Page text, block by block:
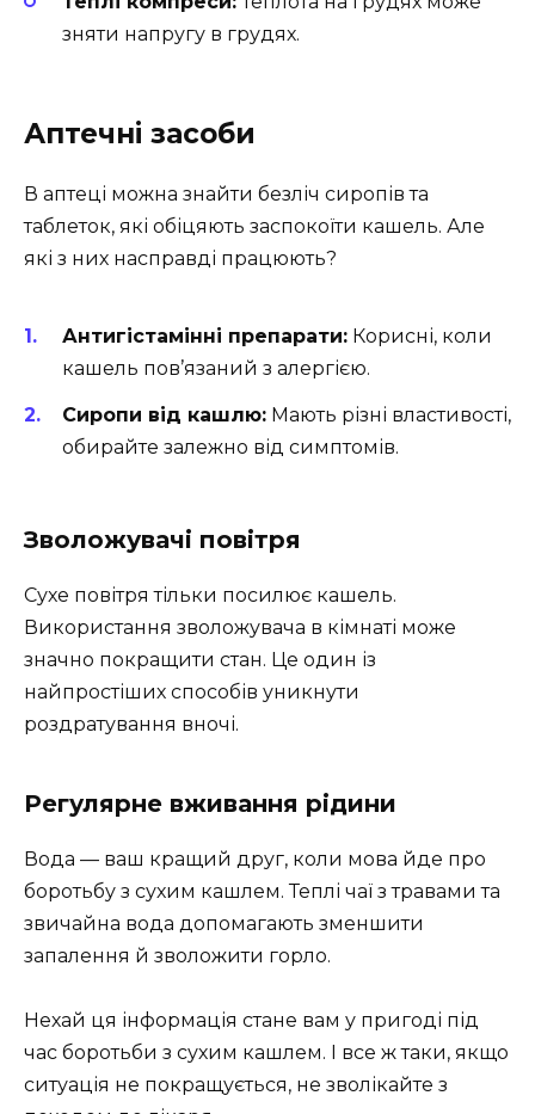
зняти напругу в грудях.
Аптечні засоби
В аптеці можна знайти безліч сиропів та
таблеток, які обіцяють заспокоїти кашель. Але
які з них насправді працюють?
Антигістамінні препарати: Корисні, коли
кашель пов’язаний з алергією.
Сиропи від кашлю: Мають різні властивості,
обирайте залежно від симптомів.
Зволожувачі повітря
Сухе повітря тільки посилює кашель.
Використання зволожувача в кімнаті може
значно покращити стан. Це один із
найпростіших способів уникнути
роздратування вночі.
Регулярне вживання рідини
Вода — ваш кращий друг, коли мова йде про
боротьбу з сухим кашлем. Теплі чаї з травами та
звичайна вода допомагають зменшити
запалення й зволожити горло.
Нехай ця інформація стане вам у пригоді під
час боротьби з сухим кашлем. І все ж таки, якщо
ситуація не покращується, не зволікайте з